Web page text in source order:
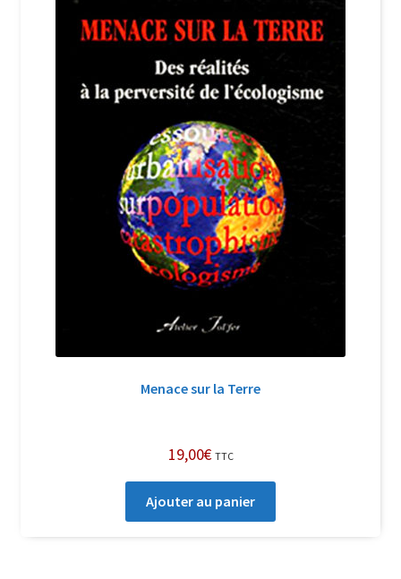
Login Customizer
Nous Contacter
Politique de confidentialité et cookies
Qui sommes-nous ?
Soutien à Philippe Randa
Suivi de la Commande
Menace sur la Terre
19,00€ TTC
Ajouter au panier